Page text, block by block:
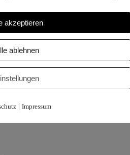
akzeptieren
ablehnen
| Impressum